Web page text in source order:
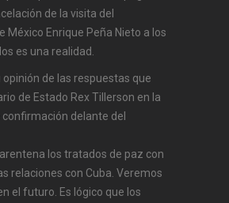
de la visita del
México Enrique Peña Nieto a los
es una realidad.
opinión de las respuestas que
de Estado Rex Tillerson en la
delante del
los tratados de paz con
relaciones con Cuba. Veremos
el futuro. Es lógico que los